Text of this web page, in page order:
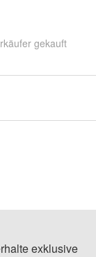
gekauft
exklusive